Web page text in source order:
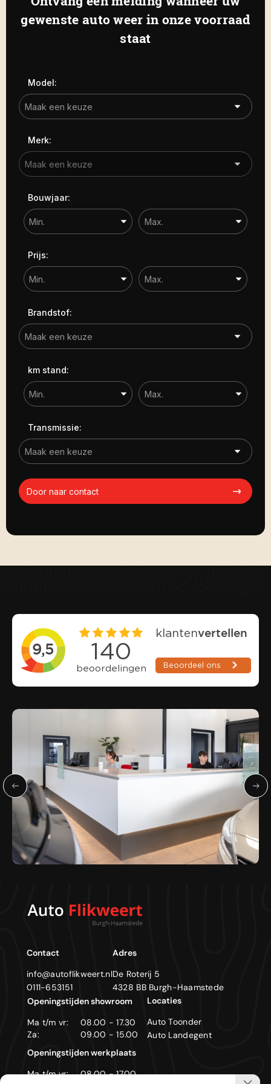
Haamstede
De Roterij 5 4328 BB Burgh-
Haamstede
Carrosserie
-
-
Bouwjaar
Sorteren op
gewenste auto weer in onze voorraad
staat
Model:
Merk:
Bouwjaar:
Prijs:
Brandstof:
km stand:
Transmissie:
Door naar contact
Contact
info@autoflikweert.nl
0111-653151
Adres
De Roterij 5
4328 BB Burgh-Haamstede
Openingstijden showroom
Ma t/m vr:
08.00 - 17.30
Za:
09.00 - 15.00
Openingstijden werkplaats
Ma t/m vr:
08.00 - 17.00
Locaties
Auto Toonder
Auto Landegent